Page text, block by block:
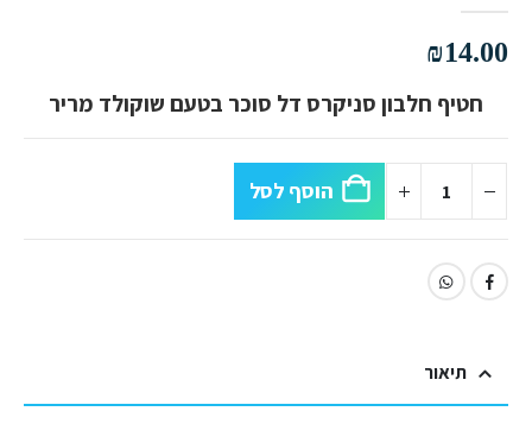
₪14.00
חטיף חלבון סניקרס דל סוכר בטעם שוקולד מריר
הוסף לסל
תיאור